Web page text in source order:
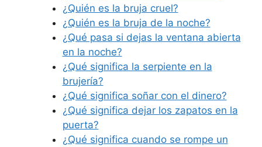
¿Quién es la bruja cruel?
¿Quién es la bruja de la noche?
¿Qué pasa si dejas la ventana abierta
en la noche?
¿Qué significa la serpiente en la
brujería?
¿Qué significa soñar con el dinero?
¿Qué significa dejar los zapatos en la
puerta?
¿Qué significa cuando se rompe un